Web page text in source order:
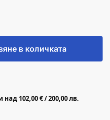
в количката
102,00 € / 200,00 лв.